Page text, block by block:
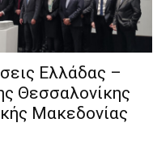
Ελλάδας –
Θεσσαλονίκης
Μακεδονίας